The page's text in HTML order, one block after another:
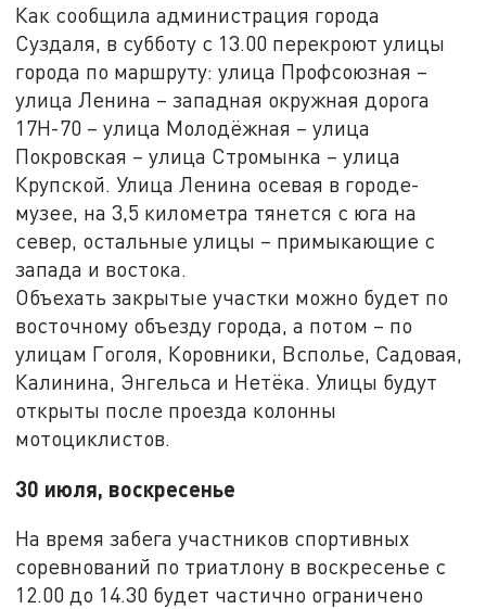
Как сообщила администрация города
Суздаля, в субботу с 13.00 перекроют улицы
города по маршруту: улица Профсоюзная –
улица Ленина – западная окружная дорога
17Н-70 – улица Молодёжная – улица
Покровская – улица Стромынка – улица
Крупской. Улица Ленина осевая в городе-
музее, на 3,5 километра тянется с юга на
север, остальные улицы – примыкающие с
запада и востока.
Объехать закрытые участки можно будет по
восточному объезду города, а потом – по
улицам Гоголя, Коровники, Всполье, Садовая,
Калинина, Энгельса и Нетёка. Улицы будут
открыты после проезда колонны
мотоциклистов.
30 июля, воскресенье
На время забега участников спортивных
соревнований по триатлону в воскресенье с
12.00 до 14.30 будет частично ограничено